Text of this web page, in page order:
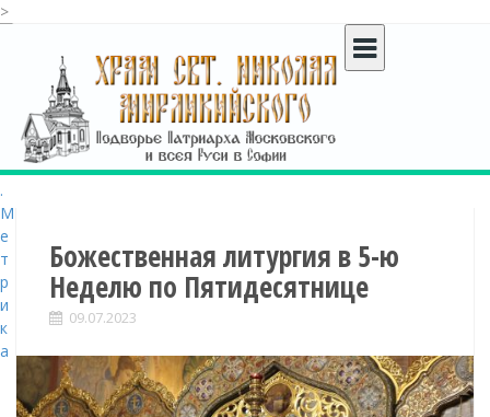
>
c
o
n
t
e
n
t
Божественная литургия в 5-ю
Неделю по Пятидесятнице
09.07.2023